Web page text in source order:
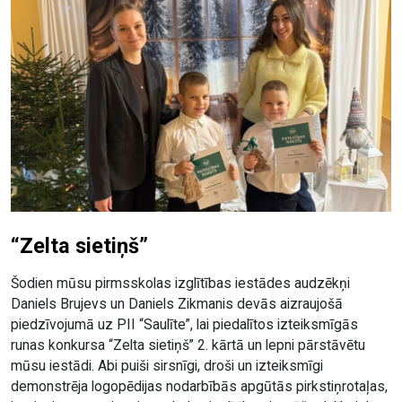
“Zelta sietiņš”
Šodien mūsu pirmsskolas izglītības iestādes audzēkņi
Daniels Brujevs un Daniels Zikmanis devās aizraujošā
piedzīvojumā uz PII “Saulīte”, lai piedalītos izteiksmīgās
runas konkursa “Zelta sietiņš” 2. kārtā un lepni pārstāvētu
mūsu iestādi. Abi puiši sirsnīgi, droši un izteiksmīgi
demonstrēja logopēdijas nodarbībās apgūtās pirkstiņrotaļas,